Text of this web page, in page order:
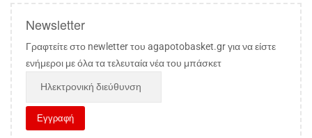
Newsletter
Γραφτείτε στο newletter του agapotobasket.gr για να είστε
ενήμεροι με όλα τα τελευταία νέα του μπάσκετ